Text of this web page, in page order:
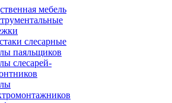
мебель
слесарные
паяльщиков
слесарей-